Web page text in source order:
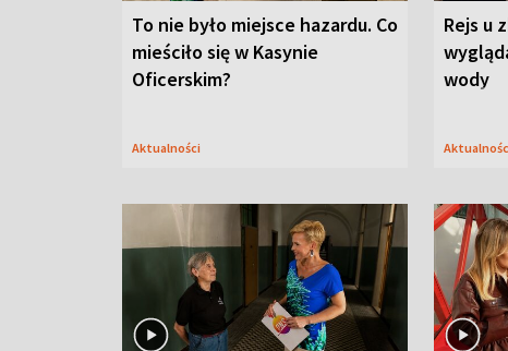
To nie było miejsce hazardu. Co
mieściło się w Kasynie
Oficerskim?
Aktualności
Rejs u
wody